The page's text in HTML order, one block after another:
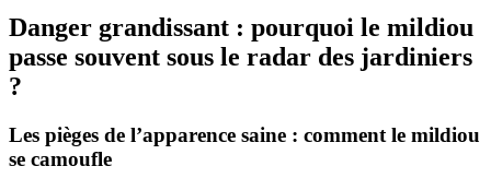
Danger grandissant : pourquoi le mildiou
passe souvent sous le radar des jardiniers
?
Les pièges de l’apparence saine : comment le mildiou
se camoufle